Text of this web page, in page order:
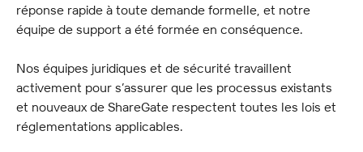
réponse rapide à toute demande formelle, et notre
équipe de support a été formée en conséquence.
Nos équipes juridiques et de sécurité travaillent
activement pour s’assurer que les processus existants
et nouveaux de ShareGate respectent toutes les lois et
réglementations applicables.